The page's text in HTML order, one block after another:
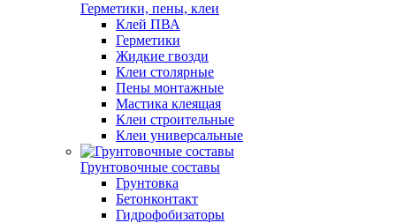
Герметики, пены, клеи
Клей ПВА
Герметики
Жидкие гвозди
Клеи столярные
Пены монтажные
Мастика клеящая
Клеи строительные
Клеи универсальные
Грунтовочные составы
Грунтовка
Бетонконтакт
Гидрофобизаторы